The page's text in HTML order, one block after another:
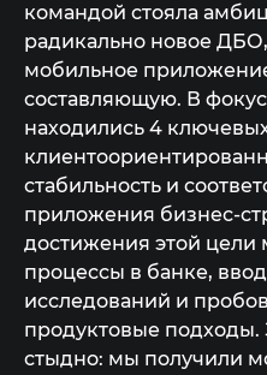
командой стояла
радикально новое
мобильное
составляющую. В
находились 4
стабильность и
приложения бизнес-
достижения этой цели
процессы в банке,
исследований и
продуктовые подходы.
стыдно: мы получили